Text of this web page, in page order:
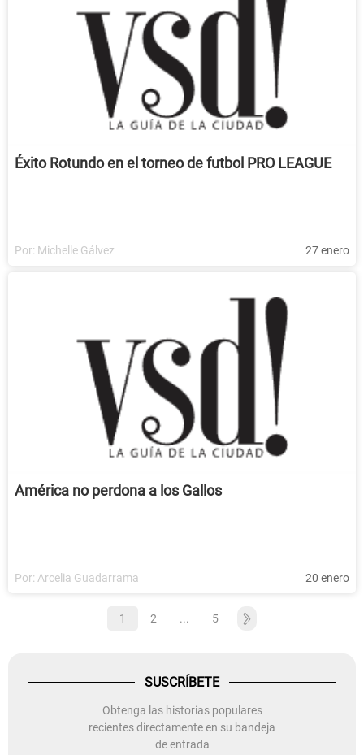
Éxito Rotundo en el torneo de futbol PRO LEAGUE
Por: Michelle Gálvez 27 enero
América no perdona a los Gallos
Por: Arcelia Guadarrama 20 enero
1 2 ... 5
SUSCRÍBETE
Obtenga las historias populares
recientes directamente en su bandeja
de entrada